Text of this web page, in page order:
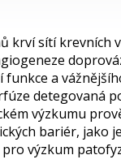
sítí krevních
a
detegovaná
výzkumu
bariér, jako
výzkum